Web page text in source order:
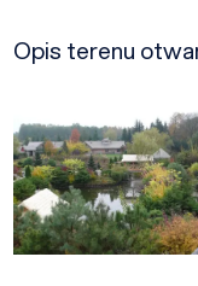
Opis terenu